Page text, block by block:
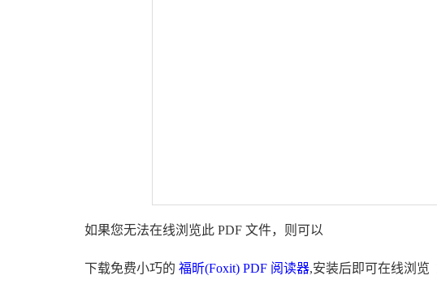
如果您无法在线浏览此 PDF 文件，则可以
下载免费小巧的 福昕(Foxit) PDF 阅读器,安装后即可在线浏览